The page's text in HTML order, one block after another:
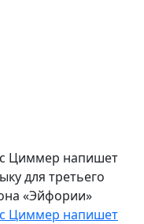
Циммер напишет
для третьего
«Эйфории»
Циммер напишет